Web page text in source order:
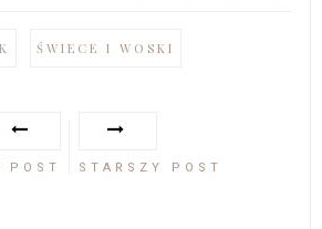
ŚWIECE I WOSKI
POST STARSZY POST